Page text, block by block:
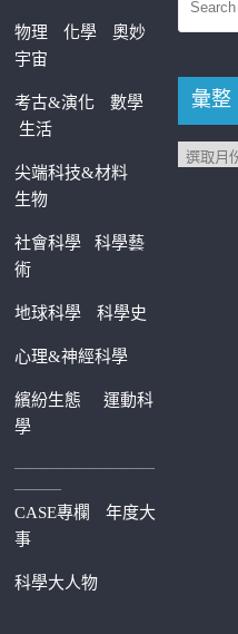
物理 化學
奧妙
宇宙
考古&演化
數學
生活
尖端科技&材料
生物
社會科學科學藝
術
地球科學 科學史
心理&神經科學
繽紛生態運動科
學
—————————
———
CASE專欄
年度大
事
科學大人物
彙整